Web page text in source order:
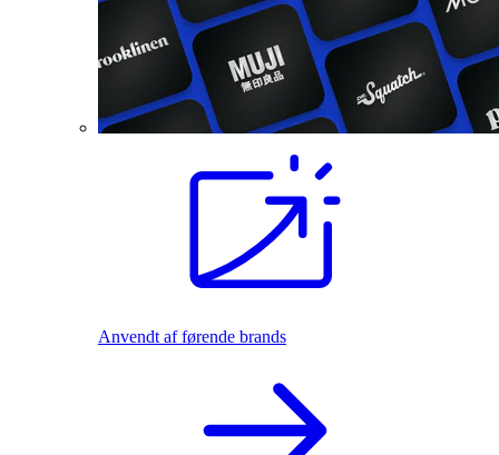
Anvendt af førende brands